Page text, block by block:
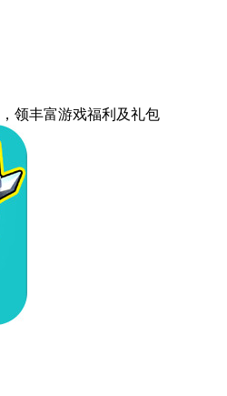
，领丰富游戏福利 及礼包